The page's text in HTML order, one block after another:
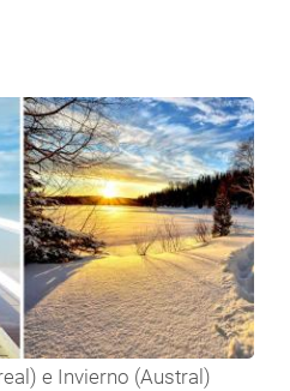
e Invierno (Austral)